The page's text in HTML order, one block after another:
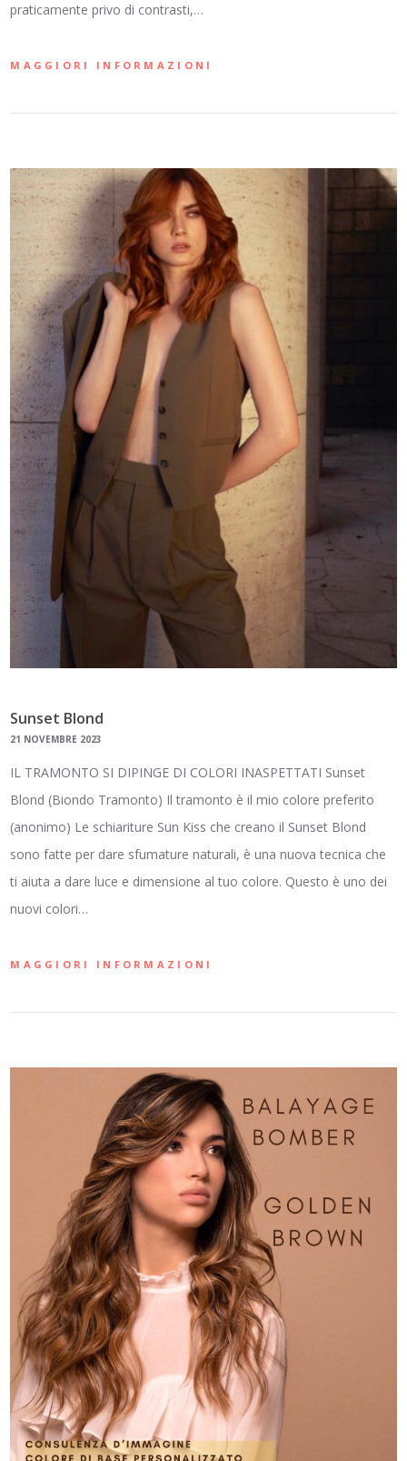
praticamente privo di contrasti,…
MAGGIORI INFORMAZIONI
Sunset Blond
21 NOVEMBRE 2023
IL TRAMONTO SI DIPINGE DI COLORI INASPETTATI Sunset
Blond (Biondo Tramonto) Il tramonto è il mio colore preferito
(anonimo) Le schiariture Sun Kiss che creano il Sunset Blond
sono fatte per dare sfumature naturali, è una nuova tecnica che
ti aiuta a dare luce e dimensione al tuo colore. Questo è uno dei
nuovi colori…
MAGGIORI INFORMAZIONI